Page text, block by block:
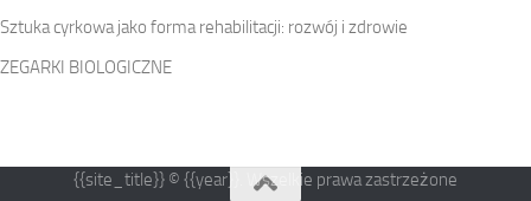
Sztuka cyrkowa jako forma rehabilitacji: rozwój i zdrowie
ZEGARKI BIOLOGICZNE
{{site_title}} © {{year}}. Wszelkie prawa zastrzeżone